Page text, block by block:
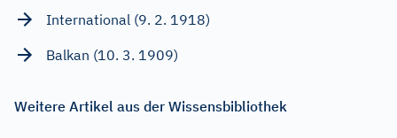
International (9. 2. 1918)
Balkan (10. 3. 1909)
Weitere Artikel aus der Wissensbibliothek